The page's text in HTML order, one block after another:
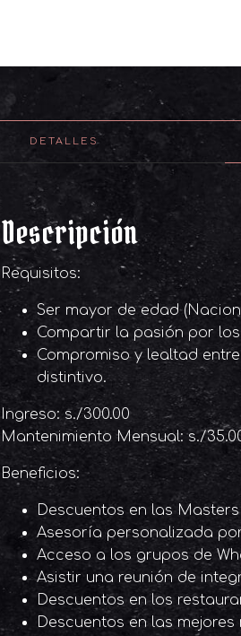
DETALLES
Descripción
Requisitos:
Ser mayor de edad
Compartir la pasión por
Compromiso y lealtad
distintivo.
Ingreso: s./300.00
Mantenimiento Mensual: s./
Beneficios:
Descuentos en las Masters
Asesoría personalizada
Acceso a los grupos de
Asistir una reunión de
Descuentos en los
Descuentos en las